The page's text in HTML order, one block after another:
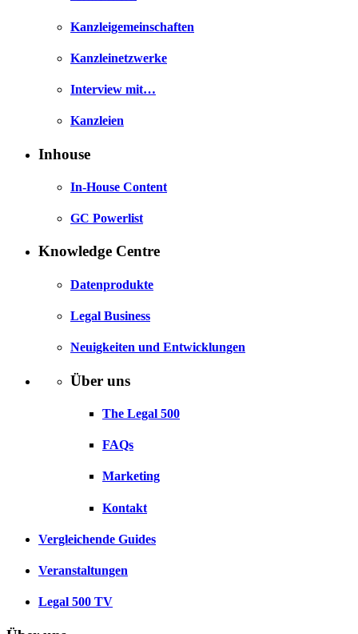
Kanzleigemeinschaften
Kanzleinetzwerke
Interview mit…
Kanzleien
Inhouse
In-House Content
GC Powerlist
Knowledge Centre
Datenprodukte
Legal Business
Neuigkeiten und Entwicklungen
Über uns
The Legal 500
FAQs
Marketing
Kontakt
Vergleichende Guides
Veranstaltungen
Legal 500 TV